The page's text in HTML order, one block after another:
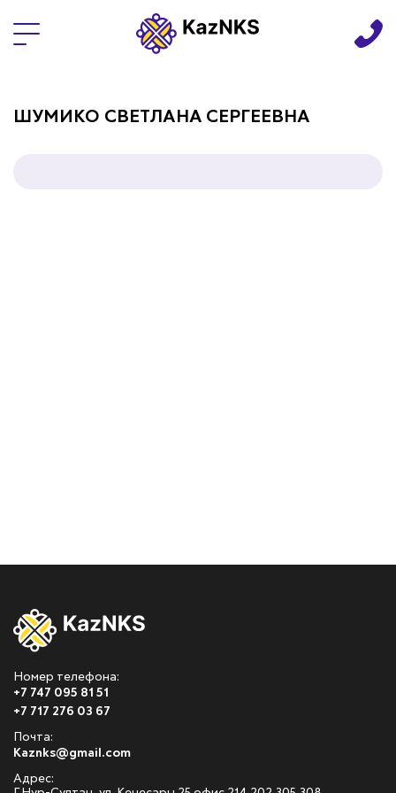
ШУМИКО СВЕТЛАНА СЕРГЕЕВНА
Номер телефона:
+7 747 095 81 51
+7 717 276 03 67
Почта:
Kaznks@gmail.com
Адрес: